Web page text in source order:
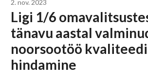
2. nov. 2023
Ligi 1/6
tänavu aastal
noorsootöö kvaliteedi
hindamine